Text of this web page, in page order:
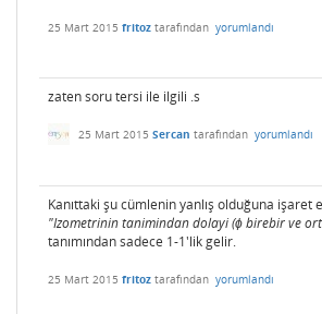
25 Mart 2015 fritoz tarafından yorumlandı
zaten soru tersi ile ilgili .s
25 Mart 2015 Sercan tarafından yorumlandı
Kanıttaki şu cümlenin yanlış olduğuna işaret
"Izometrinin tanimindan dolayi (ϕ birebir ve
tanımından sadece 1-1'lik gelir.
25 Mart 2015 fritoz tarafından yorumlandı